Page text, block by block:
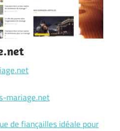
mariage.net
de fiançailles idéale pour